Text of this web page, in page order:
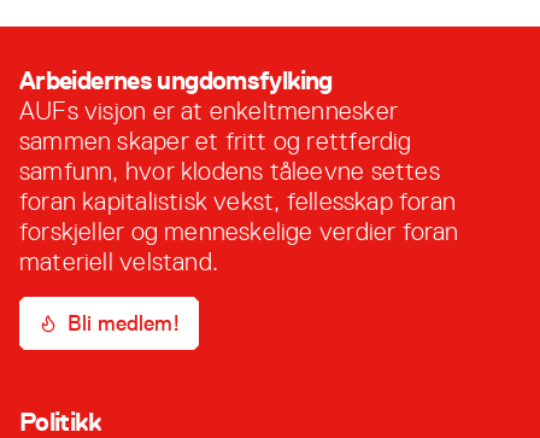
Arbeidernes ungdomsfylking
AUFs visjon er at enkeltmennesker
sammen skaper et fritt og rettferdig
samfunn, hvor klodens tåleevne settes
foran kapitalistisk vekst, fellesskap foran
forskjeller og menneskelige verdier foran
materiell velstand.
Bli medlem!
Politikk